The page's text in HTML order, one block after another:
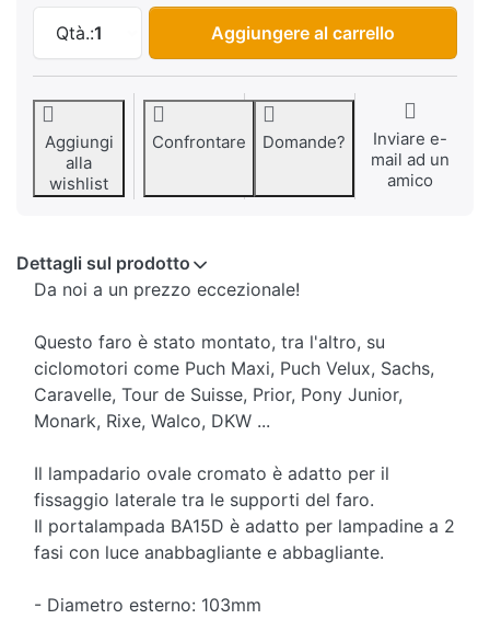
Qtà.:1
Faro/a lampada ad uovo, cromato/cromato
Aggiungere al carrello
Aggiungi
alla
wishlist
Confrontare Domande?
Inviare e-
mail ad un
amico
Dettagli sul prodotto
Da noi a un prezzo eccezionale!
Questo faro è stato montato, tra l'altro, su
ciclomotori come Puch Maxi, Puch Velux, Sachs,
Caravelle, Tour de Suisse, Prior, Pony Junior,
Monark, Rixe, Walco, DKW ...
Il lampadario ovale cromato è adatto per il
fissaggio laterale tra le supporti del faro.
Il portalampada BA15D è adatto per lampadine a 2
fasi con luce anabbagliante e abbagliante.
- Diametro esterno: 103mm